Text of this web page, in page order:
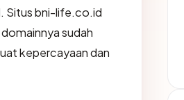
Situs bni-life.co.id
sudah
kepercayaan dan